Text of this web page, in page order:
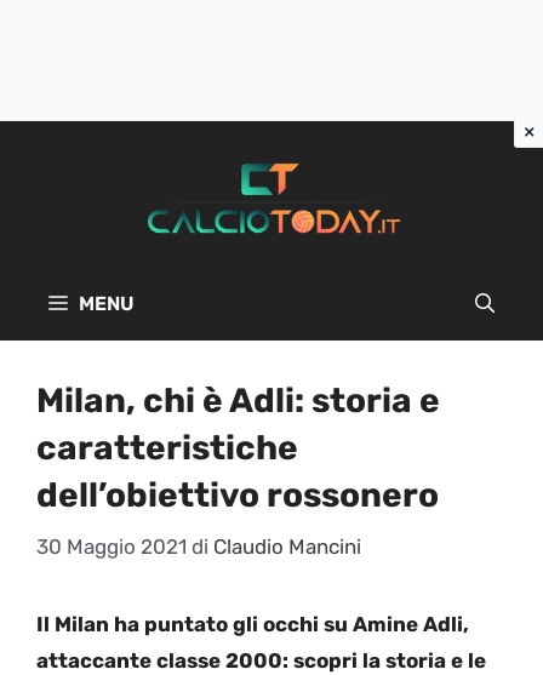
MENU
Milan, chi è Adli: storia e
caratteristiche
dell’obiettivo rossonero
30 Maggio 2021 di Claudio Mancini
Il Milan ha puntato gli occhi su Amine Adli,
attaccante classe 2000: scopri la storia e le